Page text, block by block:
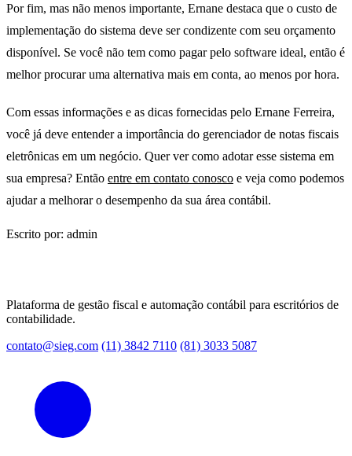
Por fim, mas não menos importante, Ernane destaca que o custo de
implementação do sistema deve ser condizente com seu orçamento
disponível. Se você não tem como pagar pelo software ideal, então é
melhor procurar uma alternativa mais em conta, ao menos por hora.
Com essas informações e as dicas fornecidas pelo Ernane Ferreira,
você já deve entender a importância do gerenciador de notas fiscais
eletrônicas em um negócio. Quer ver como adotar esse sistema em
sua empresa? Então entre em contato conosco e veja como podemos
ajudar a melhorar o desempenho da sua área contábil.
Escrito por: admin
Plataforma de gestão fiscal e automação contábil para escritórios de
contabilidade.
contato@sieg.com (11) 3842 7110 (81) 3033 5087